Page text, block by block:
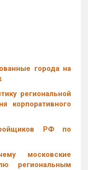
города на
региональной
корпоративного
РФ по
московские
региональным